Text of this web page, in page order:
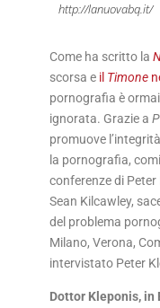
http://lanuovabq.it/
Come ha scritto la
scorsa e il Timone
pornografia è
ignorata. Grazie a
promuove
la pornografia,
conferenze di
Sean Kilcawley,
del problema
Milano, Verona,
intervistato Peter
Dottor Kleponis, in